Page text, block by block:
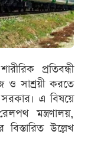
প্রতিবন্ধী
ও সাশ্রয়ী করতে
এ বিষয়ে
মন্ত্রণালয়,
বিস্তারিত উল্লেখ